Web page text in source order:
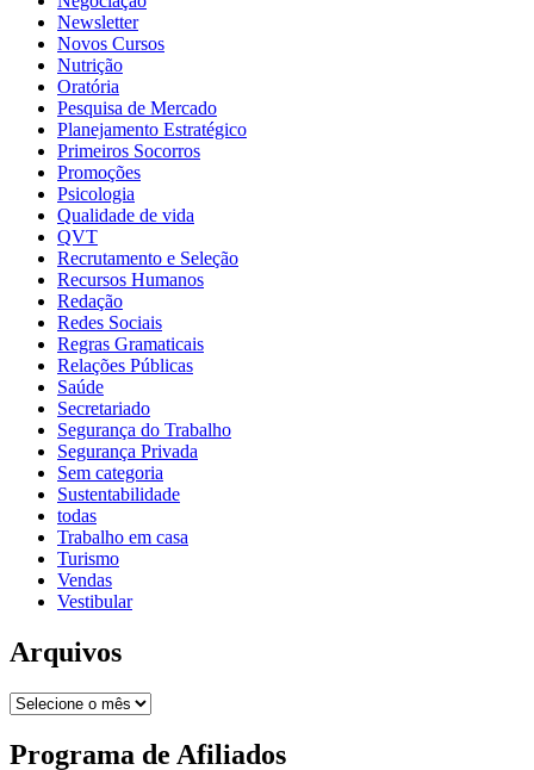
Newsletter
Novos Cursos
Nutrição
Oratória
Pesquisa de Mercado
Planejamento Estratégico
Primeiros Socorros
Promoções
Psicologia
Qualidade de vida
QVT
Recrutamento e Seleção
Recursos Humanos
Redação
Redes Sociais
Regras Gramaticais
Relações Públicas
Saúde
Secretariado
Segurança do Trabalho
Segurança Privada
Sem categoria
Sustentabilidade
todas
Trabalho em casa
Turismo
Vendas
Vestibular
Arquivos
Programa de Afiliados